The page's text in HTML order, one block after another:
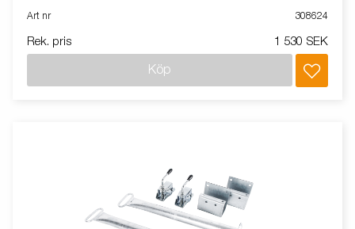
Art nr 308624
Rek. pris 1 530 SEK
Köp